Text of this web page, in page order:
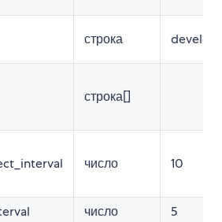
строка
строка[]
число 10
число
5